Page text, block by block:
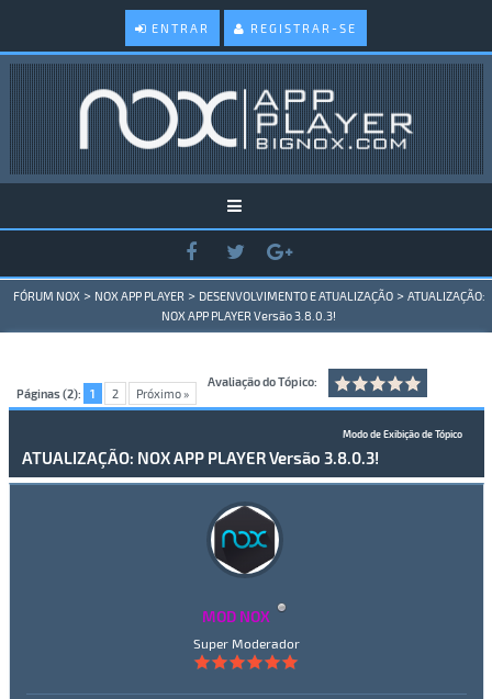
ENTRAR REGISTRAR-SE
FÓRUM NOX > NOX APP PLAYER > DESENVOLVIMENTO E ATUALIZAÇÃO > ATUALIZAÇÃO:
NOX APP PLAYER Versão 3.8.0.3!
Páginas (2): 1 2 Próximo »
Avaliação do Tópico:
Modo de Exibição de Tópico
ATUALIZAÇÃO: NOX APP PLAYER Versão 3.8.0.3!
MOD NOX
Super Moderador